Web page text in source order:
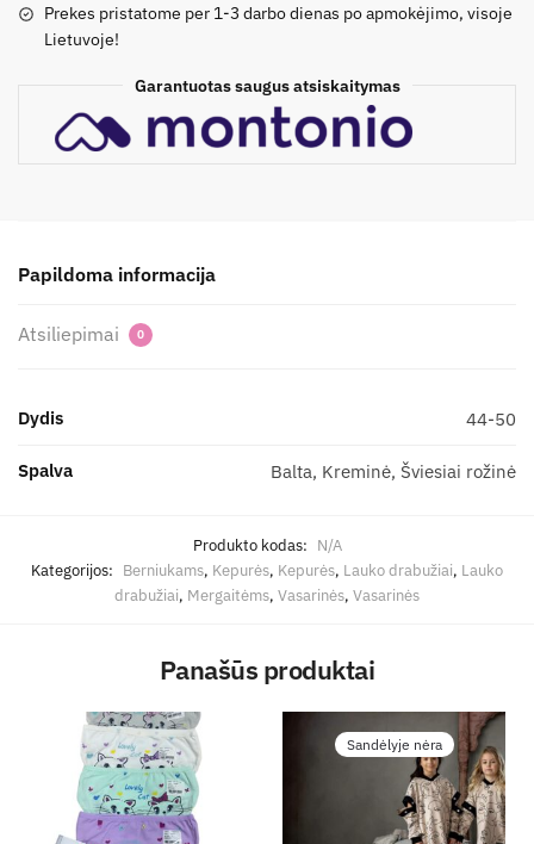
skarelė
spalvų)
Prekes pristatome per 1-3 darbo dienas po apmokėjimo, visoje
Lietuvoje!
Garantuotas saugus atsiskaitymas
Papildoma informacija
Atsiliepimai 0
Dydis 44-50
Spalva Balta, Kreminė, Šviesiai rožinė
Produkto kodas: N/A
Kategorijos: Berniukams, Kepurės, Kepurės, Lauko drabužiai, Lauko
drabužiai, Mergaitėms, Vasarinės, Vasarinės
Panašūs produktai
Sandėlyje nėra